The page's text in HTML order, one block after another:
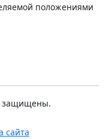
положениями
защищены.
сайта